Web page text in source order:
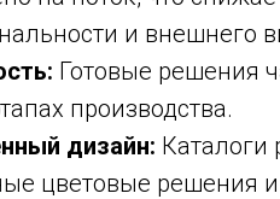
и внешнего
Готовые решения
производства.
дизайн: Каталоги
цветовые решения